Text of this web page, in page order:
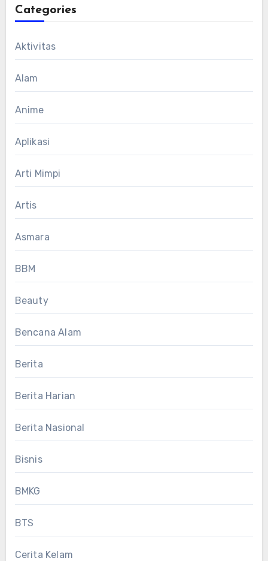
Categories
Aktivitas
Alam
Anime
Aplikasi
Arti Mimpi
Artis
Asmara
BBM
Beauty
Bencana Alam
Berita
Berita Harian
Berita Nasional
Bisnis
BMKG
BTS
Cerita Kelam